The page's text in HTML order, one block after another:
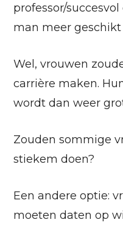
professor/
man meer geschikt
Wel, vrouwen
carrière maken.
wordt dan weer
Zouden sommige
stiekem doen?
Een andere optie:
moeten daten op